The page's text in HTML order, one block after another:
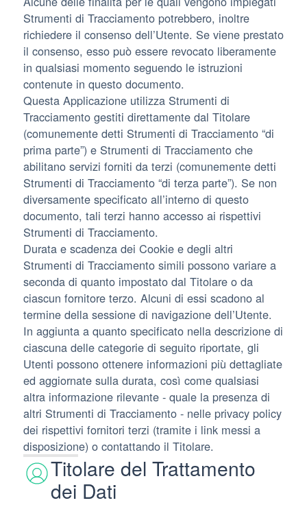
Strumenti di Tracciamento potrebbero, inoltre
richiedere il consenso dell’Utente. Se viene prestato
il consenso, esso può essere revocato liberamente
in qualsiasi momento seguendo le istruzioni
contenute in questo documento.
Questa Applicazione utilizza Strumenti di
Tracciamento gestiti direttamente dal Titolare
(comunemente detti Strumenti di Tracciamento “di
prima parte”) e Strumenti di Tracciamento che
abilitano servizi forniti da terzi (comunemente detti
Strumenti di Tracciamento “di terza parte”). Se non
diversamente specificato all’interno di questo
documento, tali terzi hanno accesso ai rispettivi
Strumenti di Tracciamento.
Durata e scadenza dei Cookie e degli altri
Strumenti di Tracciamento simili possono variare a
seconda di quanto impostato dal Titolare o da
ciascun fornitore terzo. Alcuni di essi scadono al
termine della sessione di navigazione dell’Utente.
In aggiunta a quanto specificato nella descrizione di
ciascuna delle categorie di seguito riportate, gli
Utenti possono ottenere informazioni più dettagliate
ed aggiornate sulla durata, così come qualsiasi
altra informazione rilevante - quale la presenza di
altri Strumenti di Tracciamento - nelle privacy policy
dei rispettivi fornitori terzi (tramite i link messi a
disposizione) o contattando il Titolare.
Titolare del Trattamento
dei Dati